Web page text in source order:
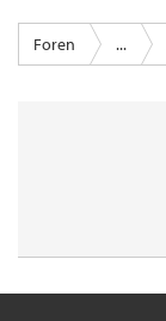
Foren ...